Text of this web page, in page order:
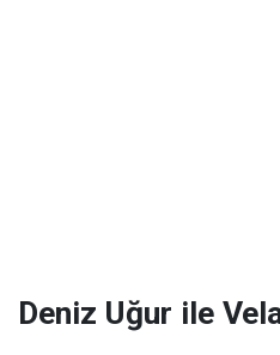
Deniz Uğur ile